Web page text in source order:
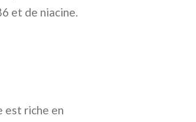
et de niacine.
est riche en